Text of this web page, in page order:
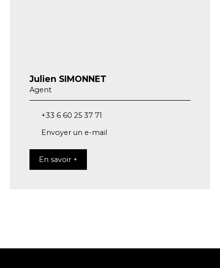
Julien SIMONNET
Agent
+33 6 60 25 37 71
Envoyer un e-mail
En savoir +